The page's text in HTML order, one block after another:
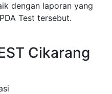
dengan laporan yang
Test tersebut.
Cikarang